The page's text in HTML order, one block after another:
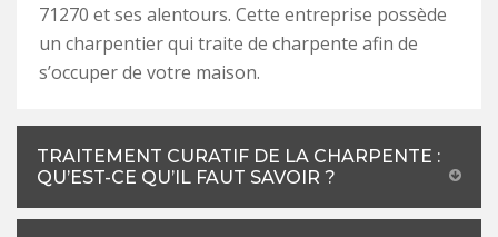
71270 et ses alentours. Cette entreprise possède
un charpentier qui traite de charpente afin de
s’occuper de votre maison.
TRAITEMENT CURATIF DE LA CHARPENTE :
QU’EST-CE QU’IL FAUT SAVOIR ?